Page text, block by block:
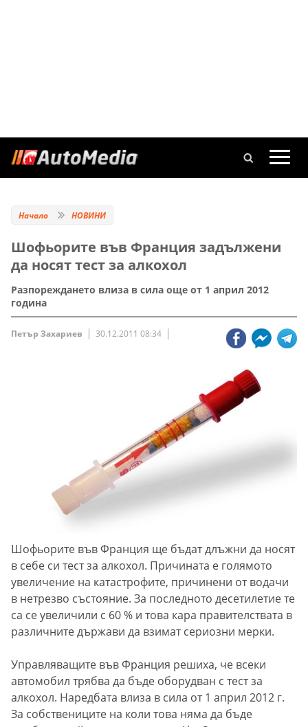
Начало НОВИНИ
Шофьорите във Франция задължени
да носят тест за алкохол
Разпореждането влиза в сила още от 1 април 2012
година
Петър Захариев 30.12.2011 08:34
Шофьорите във Франция ще бъдат длъжни да носят
в себе си тест за алкохол. Причината е голямото
увеличение на катастрофите, причинени от водачи
в нетрезво състояние. За последното десетилетие те
са се увеличили с 60 % и това кара правителствата в
различните държави да взимат сериозни мерки.
Управляващите във Франция решиха, че всеки
автомобил трябва да бъде оборудван с тест за
алкохол. Наредбата влиза в сила от 1 април 2012 г.
За собствениците на коли това няма да бъде